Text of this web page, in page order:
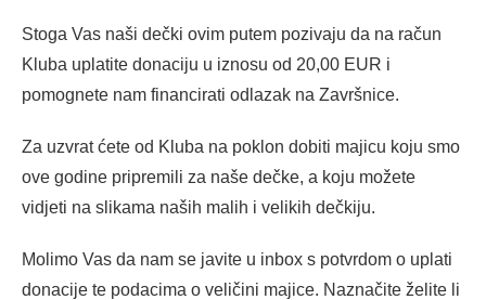
Stoga Vas naši dečki ovim putem pozivaju da na račun
Kluba uplatite donaciju u iznosu od 20,00 EUR i
pomognete nam financirati odlazak na Završnice.
Za uzvrat ćete od Kluba na poklon dobiti majicu koju smo
ove godine pripremili za naše dečke, a koju možete
vidjeti na slikama naših malih i velikih dečkiju.
Molimo Vas da nam se javite u inbox s potvrdom o uplati
donacije te podacima o veličini majice. Naznačite želite li